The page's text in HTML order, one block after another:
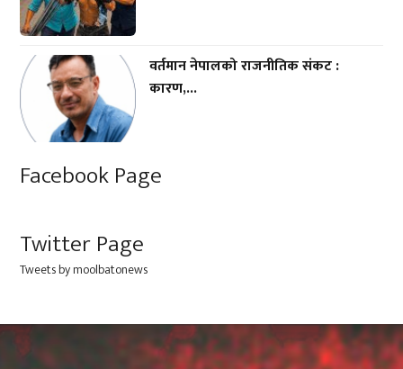
वर्तमान नेपालको राजनीतिक संकट :
कारण,...
Facebook Page
Twitter Page
Tweets by moolbatonews